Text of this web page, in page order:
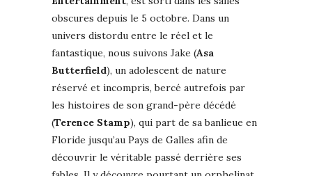
obscures depuis le 5 octobre. Dans un
univers distordu entre le réel et le
fantastique, nous suivons Jake (Asa
Butterfield), un adolescent de nature
réservé et incompris, bercé autrefois par
les histoires de son grand-père décédé
(Terence Stamp), qui part de sa banlieue en
Floride jusqu’au Pays de Galles afin de
découvrir le véritable passé derrière ses